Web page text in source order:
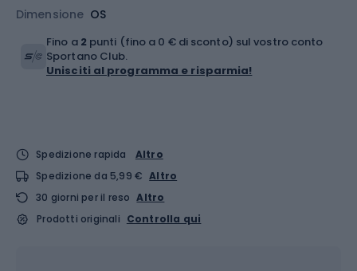
Dimensione OS
Fino a 2 punti (fino a 0 € di sconto) sul vostro conto
Sportano Club.
Unisciti al programma e risparmia!
Spedizione rapida
Altro
Spedizione da 5,99 € Altro
30 giorni per il reso Altro
Prodotti originali Controlla qui